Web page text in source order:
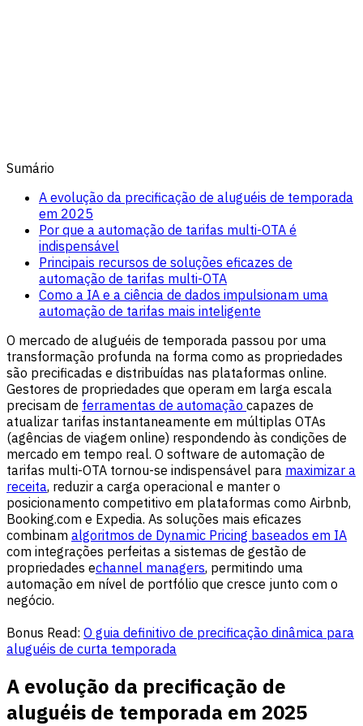
Sumário
A evolução da precificação de aluguéis de temporada
em 2025
Por que a automação de tarifas multi-OTA é
indispensável
Principais recursos de soluções eficazes de
automação de tarifas multi-OTA
Como a IA e a ciência de dados impulsionam uma
automação de tarifas mais inteligente
O mercado de aluguéis de temporada passou por uma
transformação profunda na forma como as propriedades
são precificadas e distribuídas nas plataformas online.
Gestores de propriedades que operam em larga escala
precisam de ferramentas de automação capazes de
atualizar tarifas instantaneamente em múltiplas OTAs
(agências de viagem online) respondendo às condições de
mercado em tempo real. O software de automação de
tarifas multi-OTA tornou-se indispensável para maximizar a
receita, reduzir a carga operacional e manter o
posicionamento competitivo em plataformas como Airbnb,
Booking.com e Expedia. As soluções mais eficazes
combinam algoritmos de Dynamic Pricing baseados em IA
com integrações perfeitas a sistemas de gestão de
propriedades echannel managers, permitindo uma
automação em nível de portfólio que cresce junto com o
negócio.
Bonus Read: O guia definitivo de precificação dinâmica para
aluguéis de curta temporada
A evolução da precificação de
aluguéis de temporada em 2025